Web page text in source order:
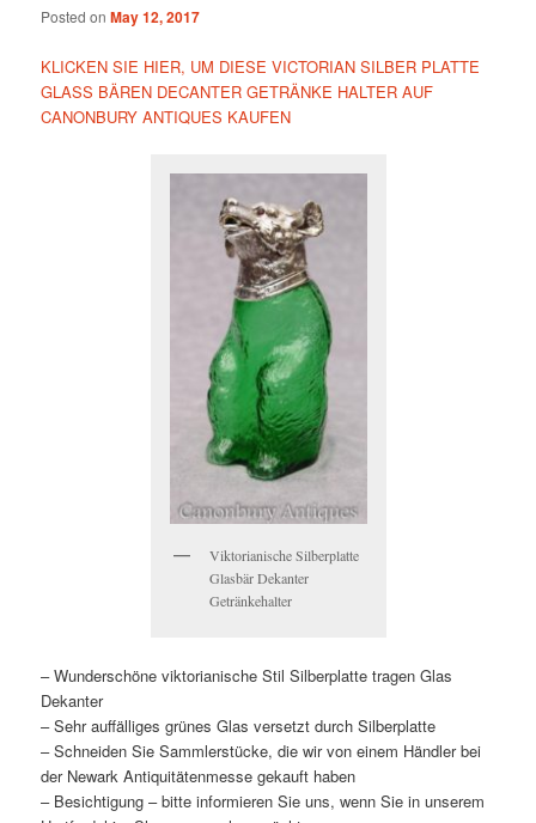
Posted onMay 12, 2017
KLICKEN SIE HIER, UM DIESE VICTORIAN SILBER PLATTE
GLASS BÄREN DECANTER GETRÄNKE HALTER AUF
CANONBURY ANTIQUES KAUFEN
Viktorianische Silberplatte
Glasbär Dekanter
Getränkehalter
– Wunderschöne viktorianische Stil Silberplatte tragen Glas
Dekanter
– Sehr auffälliges grünes Glas versetzt durch Silberplatte
– Schneiden Sie Sammlerstücke, die wir von einem Händler bei
der Newark Antiquitätenmesse gekauft haben
– Besichtigung – bitte informieren Sie uns, wenn Sie in unserem